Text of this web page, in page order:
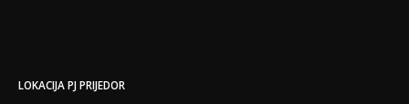
LOKACIJA PJ PRIJEDOR